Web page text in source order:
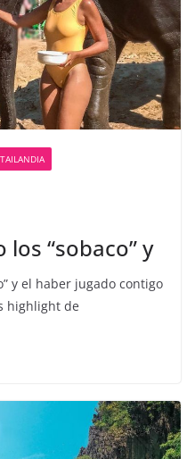
TAILANDIA
“sobaco” y
y el haber jugado contigo
highlight de